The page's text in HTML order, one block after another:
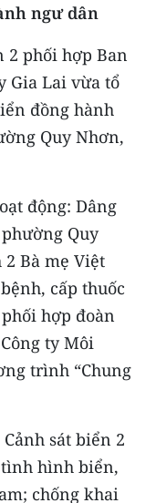
ngư dân
2 phối hợp Ban
Gia Lai vừa tổ
đồng hành
Quy Nhơn,
động: Dâng
Quy
Bà mẹ Việt
cấp thuốc
hợp đoàn
ty Môi
trình “Chung
sát biển 2
hình biển,
chống khai